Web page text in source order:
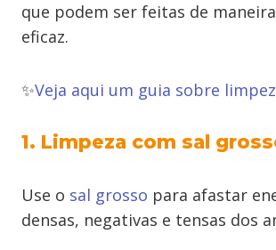
que podem ser feitas de
eficaz.
✨Veja aqui um guia sobre
1. Limpeza com sal
Use o sal grosso para afastar
densas, negativas e tensas dos